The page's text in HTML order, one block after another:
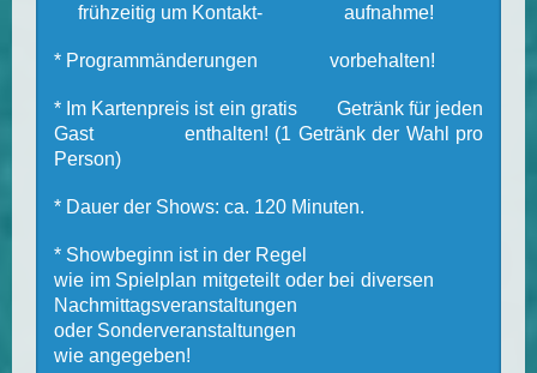
frühzeitig um Kontakt- aufnahme!
* Programmänderungen vorbehalten!
* Im Kartenpreis ist ein gratis Getränk für jeden
Gast enthalten! (1 Getränk der Wahl pro
Person)
* Dauer der Shows: ca. 120 Minuten.
* Showbeginn ist in der Regel
wie im Spielplan mitgeteilt oder bei diversen
Nachmittagsveranstaltungen
oder Sonderveranstaltungen
wie angegeben!